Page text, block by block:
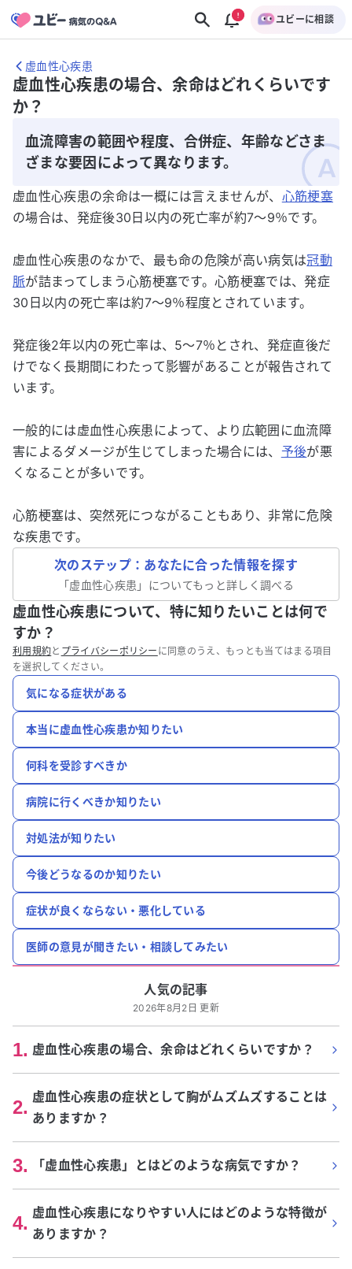
ユビーに相談
虚血性心疾患
虚血性心疾患の場合、余命はどれくらいです
か？
血流障害の範囲や程度、合併症、年齢などさま
ざまな要因によって異なります。
虚血性心疾患の余命は一概には言えませんが、 心筋梗塞
の場合は、発症後30日以内の死亡率が約7〜9％です。
虚血性心疾患のなかで、最も命の危険が高い病気は冠動
脈が詰まってしまう心筋梗塞です。心筋梗塞では、発症
30日以内の死亡率は約7～9％程度とされています。
発症後2年以内の死亡率は、5～7％とされ、発症直後だ
けでなく長期間にわたって影響があることが報告されて
います。
一般的には虚血性心疾患によって、より広範囲に血流障
害によるダメージが生じてしまった場合には、 予後が悪
くなることが多いです。
心筋梗塞は、突然死につながることもあり、非常に危険
な疾患です。
次のステップ：あなたに合った情報を探す
「虚血性心疾患 」についてもっと詳しく調べる
虚血性心疾患について、特に知りたいことは何で
すか？
利用規約と プライバシーポリシー に同意のうえ、もっとも当てはまる項目
を選択してください。
気になる症状がある
本当に虚血性心疾患か知りたい
何科を受診すべきか
病院に行くべきか知りたい
対処法が知りたい
今後どうなるのか知りたい
症状が良くならない・悪化している
医師の意見が聞きたい・相談してみたい
人気の記事
2026年8月2日 更新
1. 虚血性心疾患の場合、余命はどれくらいですか？
2. 虚血性心疾患の症状として胸がムズムズすることは
ありますか？
3. 「虚血性心疾患」とはどのような病気ですか？
4. 虚血性心疾患になりやすい人にはどのような特徴が
ありますか？